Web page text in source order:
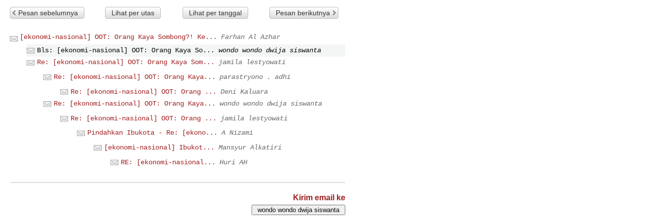
Pesan sebelumnya Lihat per utas Lihat per tanggal Pesan berikutnya
[ekonomi-nasional] OOT: Orang Kaya Sombong?! Ke...
Farhan Al Azhar
Bls: [ekonomi-nasional] OOT: Orang Kaya So...
wondo wondo dwija siswanta
Re: [ekonomi-nasional] OOT: Orang Kaya Som...
jamila lestyowati
Re: [ekonomi-nasional] OOT: Orang Kaya...
parastryono . adhi
Re: [ekonomi-nasional] OOT: Orang ...
Deni Kaluara
Re: [ekonomi-nasional] OOT: Orang Kaya...
wondo wondo dwija siswanta
Re: [ekonomi-nasional] OOT: Orang ...
jamila lestyowati
Pindahkan Ibukota - Re: [ekono...
A Nizami
[ekonomi-nasional] Ibukot...
Mansyur Alkatiri
RE: [ekonomi-nasional...
Huri AH
Kirim email ke